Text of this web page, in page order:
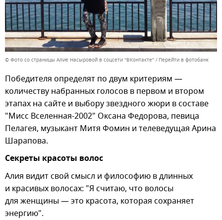
© Фото со страницы Алие Насыровой в соцсети "ВКонтакте" Перейти в фотобанк
Победителя определят по двум критериям —
количеству набранных голосов в первом и втором
этапах на сайте и выбору звездного жюри в составе
"Мисс Вселенная-2002" Оксана Федорова, певица
Пелагея, музыкант Митя Фомин и телеведущая Арина
Шарапова.
Секреты красоты волос
Алия видит свой смысл и философию в длинных
и красивых волосах: "Я считаю, что волосы
для женщины — это красота, которая сохраняет
энергию".